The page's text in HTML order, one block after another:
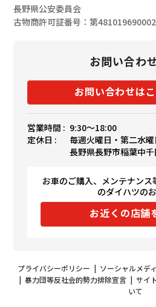
長野県公安委員会
古物商許可証番号：第
お問い合わ
お問い合わせは
営業時間 : 9:30〜18:00
定休日 :
毎週火曜日・第二水
長野県長野市稲葉中千
お車のご購入、メンテナンス
のダイハツの
お近くの店舗
プライバシーポリシー | ソーシャルメデ
| 暴力団等反社会的勢力排除宣言| サイ
いて